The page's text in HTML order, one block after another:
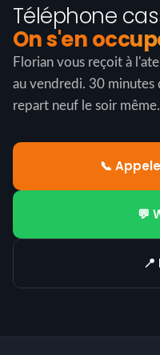
Téléphone
On s'en
Florian vous reçoit à
au vendredi. 30
repart neuf le soir même.
📞
💬